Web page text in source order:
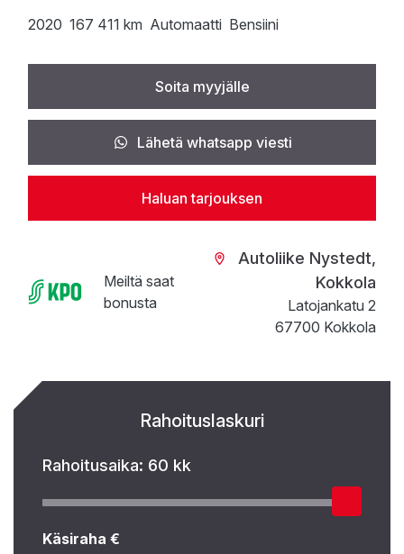
2020 167 411 km Automaatti Bensiini
Soita myyjälle
Lähetä whatsapp viesti
Haluan tarjouksen
Meiltä saat
bonusta
Autoliike Nystedt,
Kokkola
Latojankatu 2
67700 Kokkola
Rahoituslaskuri
Rahoitusaika: 60 kk
Käsiraha €